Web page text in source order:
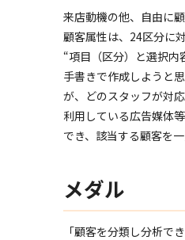
来店動機の他、自由に
顧客属性は、24区分に
“項目（区分）と選択内
手書きで作成しようと
が、どのスタッフが対
利用している広告媒体
でき、該当する顧客を
メダル
「顧客を分類し分析で